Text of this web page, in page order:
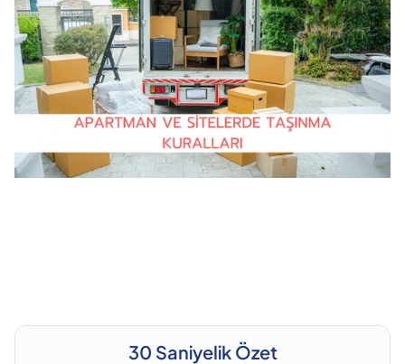
30 Saniyelik Özet